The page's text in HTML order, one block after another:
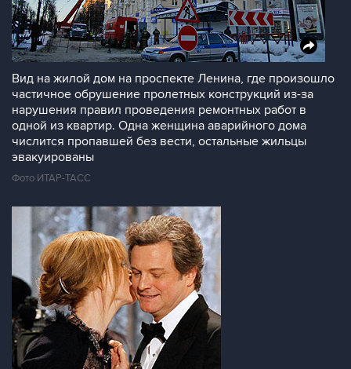
Вид на жилой дом на проспекте Ленина, где произошло
частичное обрушение пролетных конструкций из-за
нарушения правил проведения ремонтных работ в
одной из квартир. Одна женщина аварийного дома
числится пропавшей без вести, остальные жильцы
эвакуированы
Фото ИТАР-ТАСС